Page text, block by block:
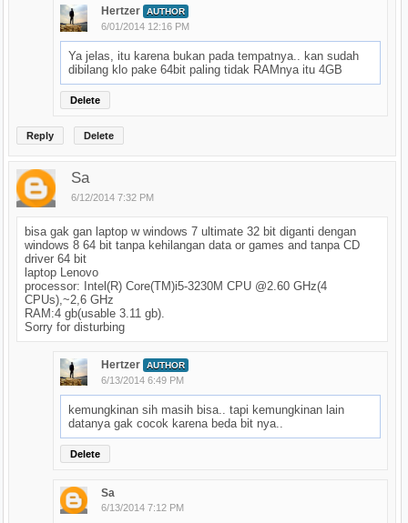
Hertzer AUTHOR
6/01/2014 12:16 PM
Ya jelas, itu karena bukan pada tempatnya.. kan sudah
dibilang klo pake 64bit paling tidak RAMnya itu 4GB
Delete
Reply Delete
Sa
6/12/2014 7:32 PM
bisa gak gan laptop w windows 7 ultimate 32 bit diganti dengan
windows 8 64 bit tanpa kehilangan data or games and tanpa CD
driver 64 bit
laptop Lenovo
processor: Intel(R) Core(TM)i5-3230M CPU @2.60 GHz(4
CPUs),~2,6 GHz
RAM:4 gb(usable 3.11 gb).
Sorry for disturbing
Hertzer AUTHOR
6/13/2014 6:49 PM
kemungkinan sih masih bisa.. tapi kemungkinan lain
datanya gak cocok karena beda bit nya..
Delete
Sa
6/13/2014 7:12 PM